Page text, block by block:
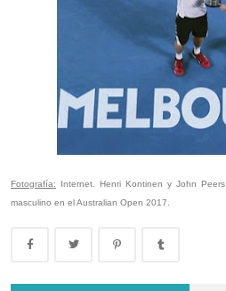
Fotografía: Internet. Henri Kontinen y John
masculino en el Australian Open 2017.